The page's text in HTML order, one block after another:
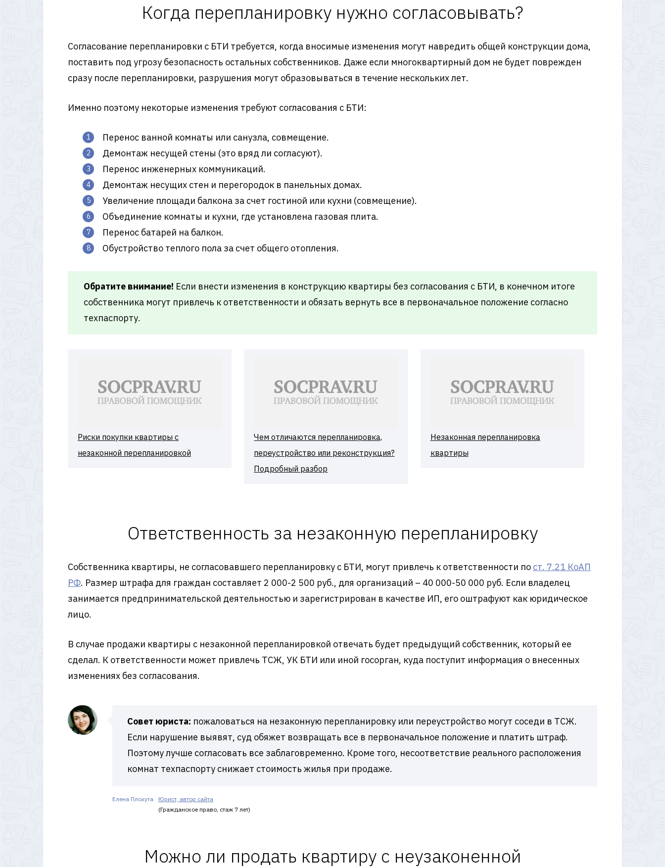
Когда перепланировку нужно согласовывать?
Согласование перепланировки с БТИ требуется, когда вносимые изменения могут навредить общей конструкции дома,
поставить под угрозу безопасность остальных собственников. Даже если многоквартирный дом не будет поврежден
сразу после перепланировки, разрушения могут образовываться в течение нескольких лет.
Именно поэтому некоторые изменения требуют согласования с БТИ:
Перенос ванной комнаты или санузла, совмещение.
Демонтаж несущей стены (это вряд ли согласуют).
Перенос инженерных коммуникаций.
Демонтаж несущих стен и перегородок в панельных домах.
Увеличение площади балкона за счет гостиной или кухни (совмещение).
Объединение комнаты и кухни, где установлена газовая плита.
Перенос батарей на балкон.
Обустройство теплого пола за счет общего отопления.
Обратите внимание! Если внести изменения в конструкцию квартиры без согласования с БТИ, в конечном итоге
собственника могут привлечь к ответственности и обязать вернуть все в первоначальное положение согласно
техпаспорту.
Риски покупки квартиры с
незаконной перепланировкой
Чем отличаются перепланировка,
переустройство или реконструкция?
Подробный разбор
Незаконная перепланировка
квартиры
Ответственность за незаконную перепланировку
Собственника квартиры, не согласовавшего перепланировку с БТИ, могут привлечь к ответственности по ст. 7.21 КоАП
РФ. Размер штрафа для граждан составляет 2 000-2 500 руб., для организаций – 40 000-50 000 руб. Если владелец
занимается предпринимательской деятельностью и зарегистрирован в качестве ИП, его оштрафуют как юридическое
лицо.
В случае продажи квартиры с незаконной перепланировкой отвечать будет предыдущий собственник, который ее
сделал. К ответственности может привлечь ТСЖ, УК БТИ или иной госорган, куда поступит информация о внесенных
изменениях без согласования.
Совет юриста: пожаловаться на незаконную перепланировку или переустройство могут соседи в ТСЖ.
Если нарушение выявят, суд обяжет возвращать все в первоначальное положение и платить штраф.
Поэтому лучше согласовать все заблаговременно. Кроме того, несоответствие реального расположения
комнат техпаспорту снижает стоимость жилья при продаже.
Елена Плохута
Юрист, автор сайта
(Гражданское право, стаж 7 лет)
Можно ли продать квартиру с неузаконенной